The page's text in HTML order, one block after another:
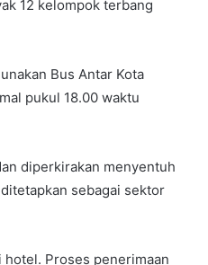
12 kelompok terbang
Bus Antar Kota
pukul 18.00 waktu
diperkirakan menyentuh
sebagai sektor
Proses penerimaan